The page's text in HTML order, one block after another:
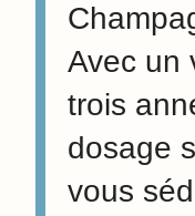
Avec un
trois
dosage
vous